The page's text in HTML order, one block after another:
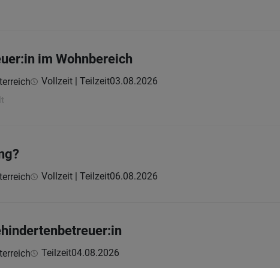
im Wohnbereich
Vollzeit | Teilzeit03.08.2026
Vollzeit | Teilzeit06.08.2026
Teilzeit04.08.2026